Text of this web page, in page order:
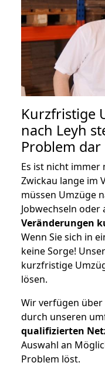
Kurzfristige
nach Leyh
Problem dar
Es ist nicht immer
Zwickau lange im
müssen Umzüge
Jobwechseln
Veränderungen
Wenn Sie sich in
keine Sorge!
kurzfristige
lösen.
Wir verfügen über
durch unseren
qualifizierten
Auswahl an
Problem löst.